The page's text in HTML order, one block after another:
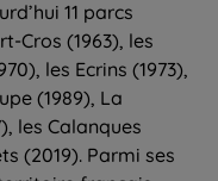
11 parcs
Cros (1963), les
les Ecrins (1973),
(1989), La
les Calanques
(2019). Parmi ses